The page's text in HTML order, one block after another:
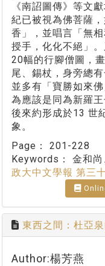
《南詔圖傳》等文
紀已被視為佛菩薩
香」，並唱言「無
授手，化化不絕」
20幅的行腳僧圖，
尾、錫杖，身旁總
並多有「寶勝如來
為應該是同為新羅
後來約形成於13 世
象。
Page： 201-228
Keywords： 金和
政大中文學報 第三
東西之間：杜亞
Author:楊芳燕